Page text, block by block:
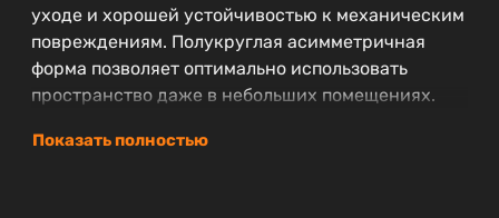
уходе и хорошей устойчивостью к механическим
повреждениям. Полукруглая асимметричная
форма позволяет оптимально использовать
пространство даже в небольших помещениях.
Основные характеристики:
Показать полностью